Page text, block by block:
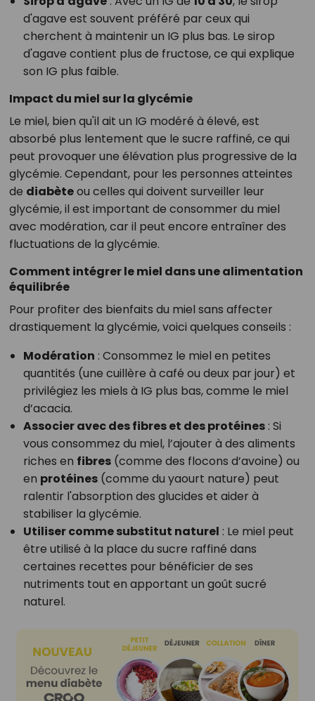
d'agave est souvent préféré par ceux qui
cherchent à maintenir un IG plus bas. Le sirop
d'agave contient plus de fructose, ce qui explique
son IG plus faible.
Impact du miel sur la glycémie
Le miel, bien qu'il ait un IG modéré à élevé, est
absorbé plus lentement que le sucre raffiné, ce qui
peut provoquer une élévation plus progressive de la
glycémie. Cependant, pour les personnes atteintes
de diabèteou celles qui doivent surveiller leur
glycémie, il est important de consommer du miel
avec modération, car il peut encore entraîner des
fluctuations de la glycémie.
Comment intégrer le miel dans une alimentation
équilibrée
Pour profiter des bienfaits du miel sans affecter
drastiquement la glycémie, voici quelques conseils :
Modération : Consommez le miel en petites
quantités (une cuillère à café ou deux par jour) et
privilégiez les miels à IG plus bas, comme le miel
d’acacia.
Associer avec des fibres et des protéines: Si
vous consommez du miel, l’ajouter à des aliments
riches en fibres(comme des flocons d’avoine) ou
en protéines(comme du yaourt nature) peut
ralentir l'absorption des glucides et aider à
stabiliser la glycémie.
Utiliser comme substitut naturel : Le miel peut
être utilisé à la place du sucre raffiné dans
certaines recettes pour bénéficier de ses
nutriments tout en apportant un goût sucré
naturel.